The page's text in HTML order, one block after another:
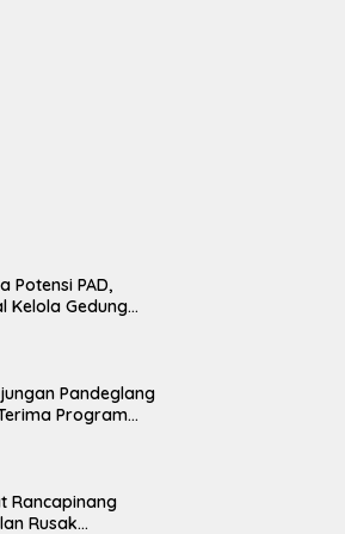
Potensi PAD,
Kelola Gedung
Pandeglang
Program
Rancapinang
Rusak